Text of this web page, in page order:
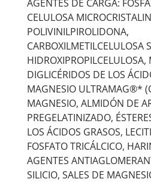
AGENTES DE CARGA:
CELULOSA
POLIVINILPIROLIDONA,
CARBOXILMETILCELULOSA
HIDROXIPROPILCELULOSA,
DIGLICÉRIDOS DE LOS
MAGNESIO ULTRAMAG®*
MAGNESIO, ALMIDÓN DE
PREGELATINIZADO,
LOS ÁCIDOS GRASOS,
FOSFATO TRICÁLCICO,
AGENTES
SILICIO, SALES DE